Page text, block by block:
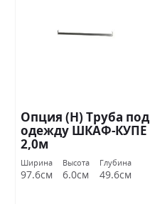
Опция (Н) Труба под
одежду ШКАФ-КУПЕ
2,0м
Ширина
97.6см
Высота
6.0см
Глубина
49.6см